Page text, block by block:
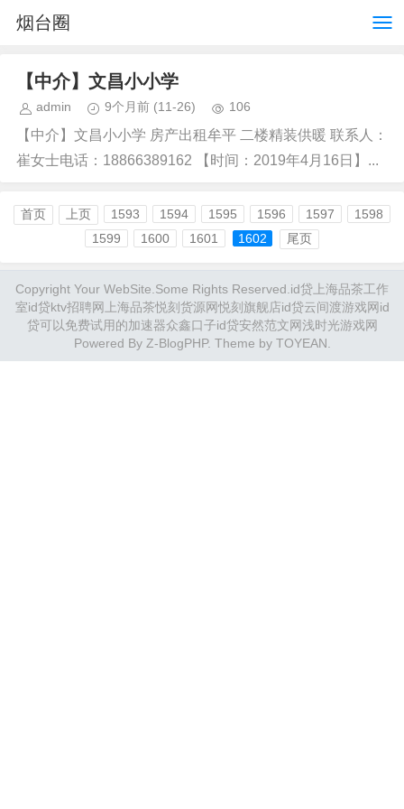
烟台圈
【中介】文昌小小学
admin 9个月前 (11-26) 106
【中介】文昌小小学 房产出租牟平 二楼精装供暖 联系人：
崔女士电话：18866389162 【时间：2019年4月16日】...
首页 上页 1593 1594 1595 1596 1597
1598
1599
1600 1601 1602 尾页
Copyright Your WebSite.Some Rights Reserved. id贷 上海品茶工作
室id贷ktv招聘网 上海品茶悦刻货源网悦刻旗舰店id贷云间渡游戏网id
贷可以免费试用的加速器众鑫口子id贷安然范文网浅时光游戏网
Powered By Z-BlogPHP. Theme by TOYEAN